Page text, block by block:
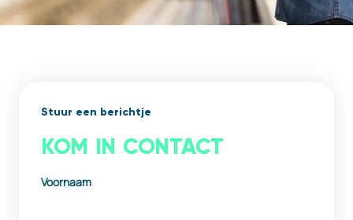
Stuur een berichtje
KOM IN CONTACT
Voornaam